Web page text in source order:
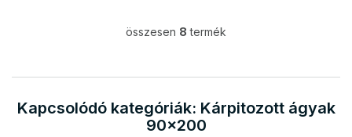
L
t
i
r
összesen 8 termék
Kapcsolódó kategóriák: Kárpitozott ágyak
90x200